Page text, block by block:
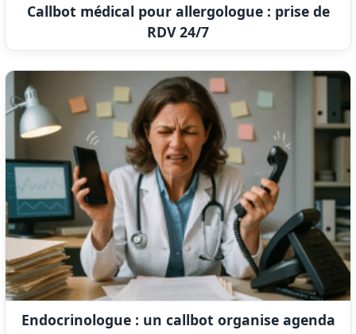
Callbot médical pour allergologue : prise de
RDV 24/7
Endocrinologue : un callbot organise agenda